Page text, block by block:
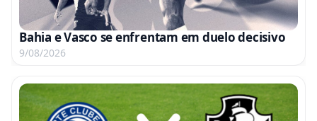
Bahia e Vasco se enfrentam em duelo decisivo
9/08/2026